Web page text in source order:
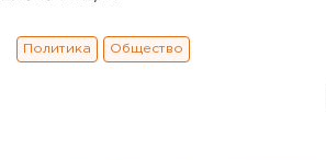
Политика Общество